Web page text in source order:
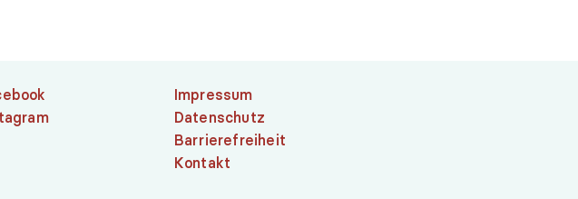
Impressum
Datenschutz
Barrierefreiheit
Kontakt